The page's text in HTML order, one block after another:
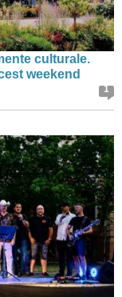
culturale.
weekend
1